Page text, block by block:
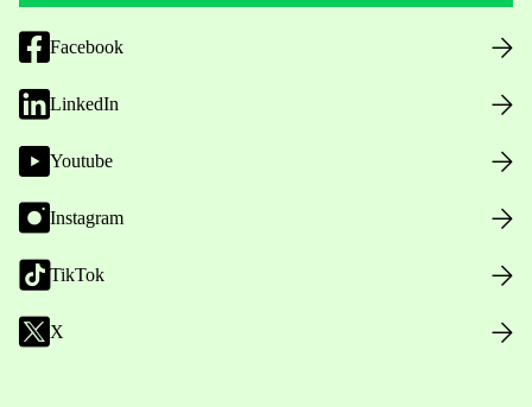
Facebook
LinkedIn
Youtube
Instagram
TikTok
X